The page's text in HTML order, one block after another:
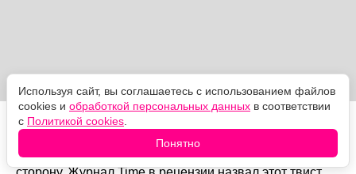
Сериал сохраняет ту же ловушку — зритель до
последней минуты уверен, что идёт к "версии
Барбары", — и в последний момент делает шаг в
Используя сайт, вы соглашаетесь с использованием файлов
cookies и обработкой персональных данных в соответствии
с Политикой cookies
Понятно